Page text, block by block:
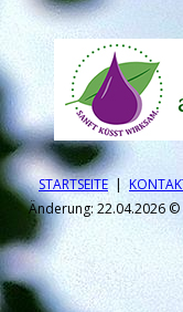
STARTSEITE|
Änderung: 22.04.2026 ©